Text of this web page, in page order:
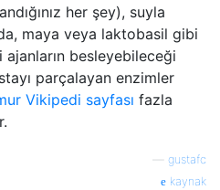
her şey), suyla
maya veya laktobasil gibi
besleyebileceği
parçalayan enzimler
Vikipedi sayfası fazla
gustafc
kaynak